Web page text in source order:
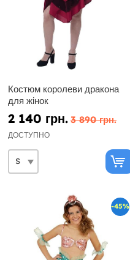
Костюм королеви дракона
для жінок
2 140 грн. 3 890 грн.
ДОСТУПНО
-45%